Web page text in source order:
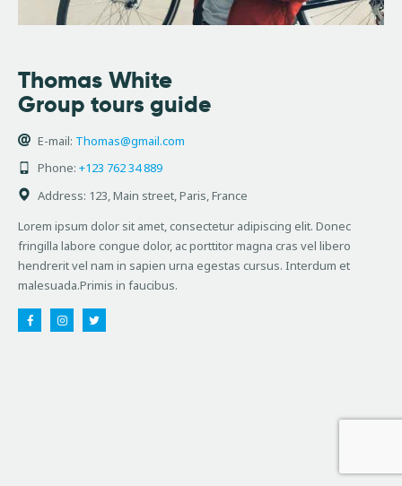
Thomas White
Group tours guide
E-mail: Thomas@gmail.com
Phone: +123 762 34 889
Address: 123, Main street, Paris, France
Lorem ipsum dolor sit amet, consectetur adipiscing elit. Donec
fringilla labore congue dolor, ac porttitor magna cras vel libero
hendrerit vel nam in sapien urna egestas cursus. Interdum et
malesuada.Primis in faucibus.